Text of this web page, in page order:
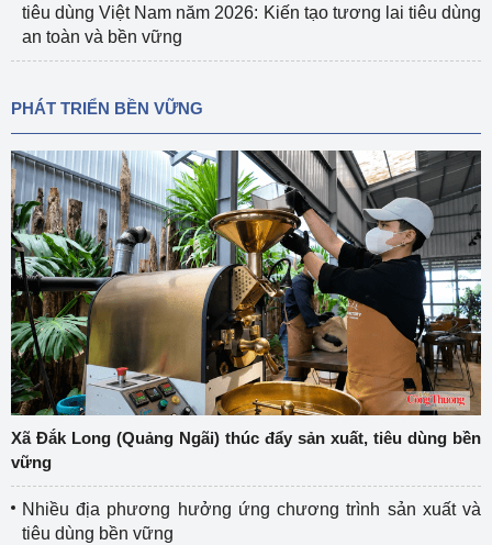
tiêu dùng Việt Nam năm 2026: Kiến tạo tương lai tiêu dùng
an toàn và bền vững
PHÁT TRIỂN BỀN VỮNG
Xã Đắk Long (Quảng Ngãi) thúc đẩy sản xuất, tiêu dùng bền
vững
Nhiều địa phương hưởng ứng chương trình sản xuất và
tiêu dùng bền vững